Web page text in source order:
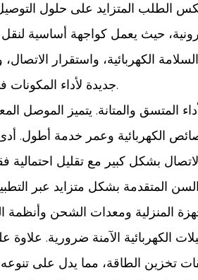
الطلب المتزايد على حلول
حيث يعمل كواجهة أساسية
الكهربائية، واستقرار الاتصال،
جديدة لأداء المكونات في الأنظمة الإلكترونية الحديثة.
والمتانة. يتميز الموصل
وعمر خدمة أطول. أدى
المتقدمة بشكل متزايد عبر
المنزلية ومعدات الشحن وأنظمة
الكهربائية الآمنة ضرورية. علاوة
تخزين الطاقة، مما يدل على